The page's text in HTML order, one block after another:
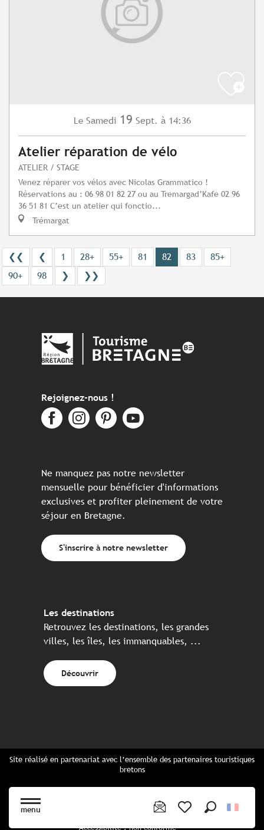
menu
Le Samedi 19 Sept. à 14:36
Atelier réparation de vélo
ATELIER / STAGE
Venez réparer vos vélos avec Nicolas Grammatico !
Réservations au : 06 98 01 82 27 ou au Tremargad’Kafe 02 96
36 51 81 C’est un atelier qui fonctio...
Trémargat
❮❮ ❮ 1 28+ 55+ 81 82 83
85+
90+
98 ❯ ❯❯
Rejoignez-nous !
Ne manquez pas notre newsletter
mensuelle pour bénéficier d'informations
exclusives et profiter pleinement de votre
séjour en Bretagne.
S'inscrire à notre newsletter
Les destinations
Retrouvez les destinations, les grandes
villes, les îles, les immanquables, ...
Découvrir
Site réalisé en partenariat avec l’ensemble des partenaires touristiques
bretons
Cartes Bretagne & brochures
Accessibilité : non conforme